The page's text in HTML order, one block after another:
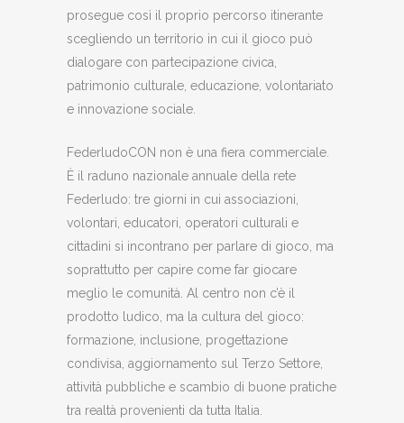
prosegue così il proprio percorso itinerante
scegliendo un territorio in cui il gioco può
dialogare con partecipazione civica,
patrimonio culturale, educazione, volontariato
e innovazione sociale.
FederludoCON non è una fiera commerciale.
È il raduno nazionale annuale della rete
Federludo: tre giorni in cui associazioni,
volontari, educatori, operatori culturali e
cittadini si incontrano per parlare di gioco, ma
soprattutto per capire come far giocare
meglio le comunità. Al centro non c’è il
prodotto ludico, ma la cultura del gioco:
formazione, inclusione, progettazione
condivisa, aggiornamento sul Terzo Settore,
attività pubbliche e scambio di buone pratiche
tra realtà provenienti da tutta Italia.